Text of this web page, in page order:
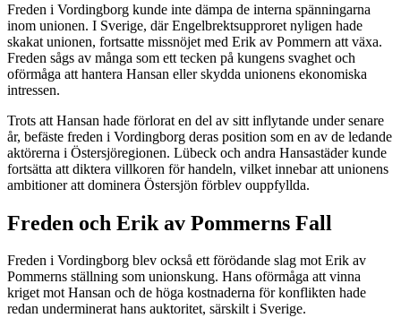
Freden i Vordingborg kunde inte dämpa de interna spänningarna
inom unionen. I Sverige, där Engelbrektsupproret nyligen hade
skakat unionen, fortsatte missnöjet med Erik av Pommern att växa.
Freden sågs av många som ett tecken på kungens svaghet och
oförmåga att hantera Hansan eller skydda unionens ekonomiska
intressen.
Trots att Hansan hade förlorat en del av sitt inflytande under senare
år, befäste freden i Vordingborg deras position som en av de ledande
aktörerna i Östersjöregionen. Lübeck och andra Hansastäder kunde
fortsätta att diktera villkoren för handeln, vilket innebar att unionens
ambitioner att dominera Östersjön förblev ouppfyllda.
Freden och Erik av Pommerns Fall
Freden i Vordingborg blev också ett förödande slag mot Erik av
Pommerns ställning som unionskung. Hans oförmåga att vinna
kriget mot Hansan och de höga kostnaderna för konflikten hade
redan underminerat hans auktoritet, särskilt i Sverige.